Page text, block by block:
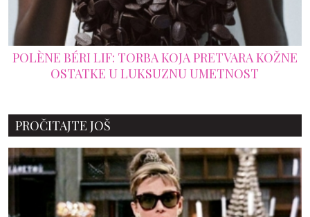
POLÈNE BÉRI LIF: TORBA KOJA PRETVARA KOŽNE
OSTATKE U LUKSUZNU UMETNOST
PROČITAJTE JOŠ